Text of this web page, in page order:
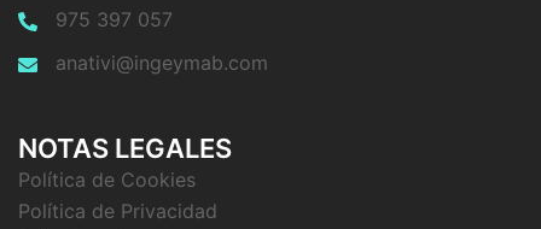
975 397 057
anativi@ingeymab.com
NOTAS LEGALES
Política de Cookies
Política de Privacidad